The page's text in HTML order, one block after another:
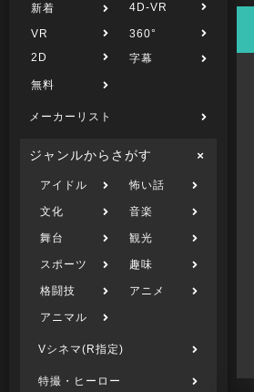
新着 4D-VR
VR
360°
2D
字幕
無料
メーカーリスト
ジャンルからさがす
アイドル 怖い話
文化 音楽
舞台 観光
スポーツ 趣味
格闘技 アニメ
アニマル
Vシネマ(R指定)
特撮・ヒーロー